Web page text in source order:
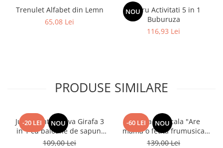
Trenulet Alfabet din Lemn
65,08 Lei
NOU
Centru Activitati 5 in 1
Buburuza
116,93 Lei
PRODUSE SIMILARE
-20 LEI NOU
Jucarie interactiva Girafa 3
in 1 cu baloane de sapun,
lumini si maner de impins
109,00 Lei
-60 LEI NOU
Papusa Muzicala "Are
mama o fetita frumusica
foc"
139,00 Lei